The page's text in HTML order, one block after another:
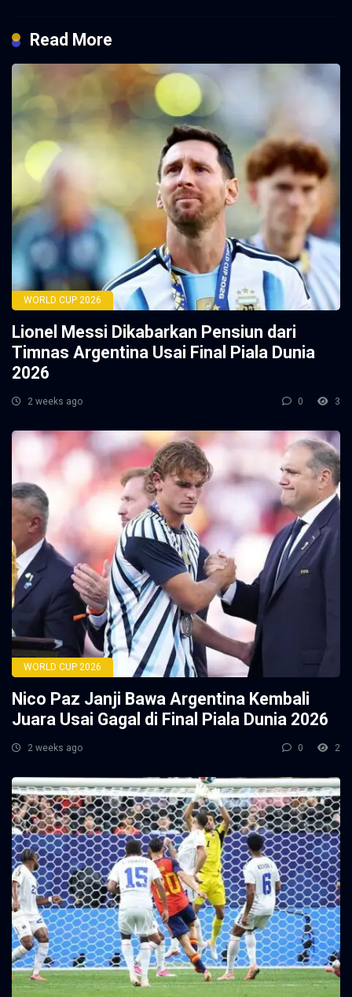
Read More
WORLD CUP 2026
Lionel Messi Dikabarkan Pensiun dari
Timnas Argentina Usai Final Piala Dunia
2026
2 weeks ago 0 3
WORLD CUP 2026
Nico Paz Janji Bawa Argentina Kembali
Juara Usai Gagal di Final Piala Dunia 2026
2 weeks ago 0 2